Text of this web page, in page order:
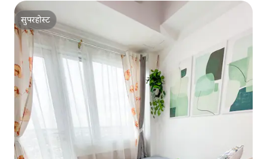
सुपरहोस्ट
सुपरहोस्ट